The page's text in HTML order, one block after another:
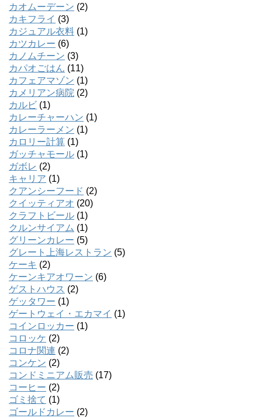
カオムーデーン (2)
カキフライ (3)
カジュアル衣料 (1)
カツカレー (6)
カノムチーン (3)
カパオごはん (11)
カフェアマゾン (1)
カメリアン病院 (2)
カルビ (1)
カレーチャーハン (1)
カレーラーメン (1)
カロリー計算 (1)
ガッチャモール (1)
ガボレ (2)
キャリア (1)
クアンシーフード (2)
クイッティアオ (20)
クラフトビール (1)
クルンサイアム (1)
グリーンカレー (5)
グレート上海レストラン (5)
ケーキ (2)
ケーンキアオワーン (6)
ゲストハウス (2)
ゲッタワー (1)
ゲートウェイ・エカマイ (1)
コインロッカー (1)
コロッケ (2)
コロナ関連 (2)
コンケン (2)
コンドミニアム販売 (17)
コーヒー (2)
ゴミ捨て (1)
ゴールドカレー (2)